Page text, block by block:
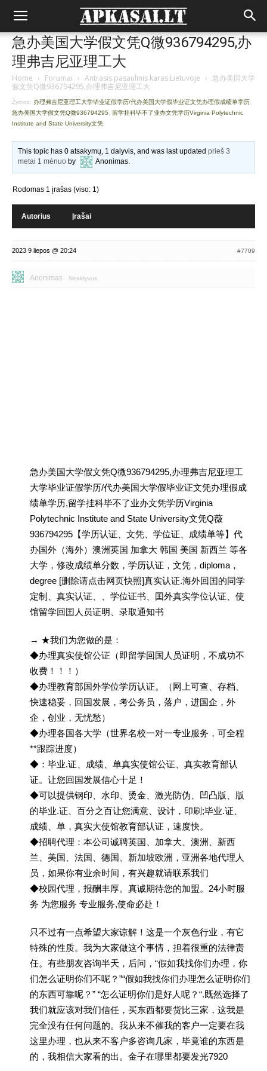
急办美国大学假文凭Q微936794295,办
理弗吉尼亚理工大
Home › Forumai › Antrasis pasaulinis karas Lietuvoje › 急办美国大学
假文凭Q微936794295,办理弗吉尼亚理工大
Žymos: 办理弗吉尼亚理工大学毕业证假学历/代办美国大学假毕业证文凭办理假成绩单学历
急办美国大学假文凭Q微936794295
留学挂科毕不了业办文凭学历Virginia Polytechnic
Institute and State University文凭
This topic has 0 atsakymų, 1 dalyvis, and was last updatedprieš 3
metai 1 mėnuo by Anonimas.
Rodomas 1 įrašas (viso: 1)
Autorius Įrašai
2023 9 liepos @ 20:24 #7709
Anonimas Neaktyvus
急办美国大学假文凭Q微936794295,办理弗吉尼亚理工
大学毕业证假学历/代办美国大学假毕业证文凭办理假成
绩单学历,留学挂科毕不了业办文凭学历Virginia
Polytechnic Institute and State University文凭Q薇
936794295【学历认证、文凭、学位证、成绩单等】代
办国外（海外）澳洲英国 加拿大 韩国 美国 新西兰 等各
大学，修改成绩单分数，学历认证，文凭，diploma，
degree [删除请点击网页快照]真实认证.海外回囯的同学
定制、真实认证、、学位证书、囯外真实学位认证、使
馆留学回囯人员证明、录取通知书
→ ★我们为您做的是：
◆办理真实使馆公证（即留学回国人员证明，不成功不
收费！！！）
◆办理教育部国外学位学历认证。（网上可查、存档、
快速稳妥，回国发展，考公务员，落户，进国企，外
企，创业，无忧愁）
◆办理各国各大学（世界名校一对一专业服务，可全程
**跟踪进度）
◆：毕业.证、成绩、单真实使馆公证、真实教育部认
证。让您回国发展信心十足！
◆可以提供钢印、水印、烫金、激光防伪、凹凸版、版
的毕业.证、百分之百让您满意、设计，印刷;毕业.证、
成绩、单，真实大使馆教育部认证，速度快。
◆招聘代理：本公司诚聘英国、加拿大、澳洲、新西
兰、美国、法国、德国、新加坡欧洲，亚洲各地代理人
员，如果你有业余时间，有兴趣就请联系我们
◆校园代理，报酬丰厚。真诚期待您的加盟。24小时服
务 为您服务 专业服务,使命必赴！
只不过有一点希望大家谅解！这是一个灰色行业，有它
特殊的性质。我为大家做这个事情，担着很重的法律责
任。有些朋友咨询半天，后问，“假如我找你们办理，你
们怎么证明你们不呢？”“假如我找你们办理怎么证明你们
的东西可靠呢？” “怎么证明你们是好人呢？“.既然选择了
我们就应该对我们信任，买东西都要货比三家，这我是
完全没有任何问题的。我从来不催我的客户一定要在我
这里办理，也从来不客户多咨询几家，毕竟谁的东西是
的，我相信大家看的出。金子在哪里都要发光7920